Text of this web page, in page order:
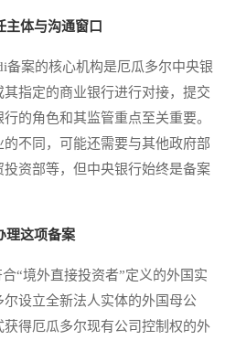
主体与沟通窗口
案的核心机构是厄瓜多尔中央银
指定的商业银行进行对接，提交
的角色和其监管重点至关重要。
不同，可能还需要与其他政府部
资部等，但中央银行始终是备案
理这项备案
境外直接投资者”定义的外国实
设立全新法人实体的外国母公
得厄瓜多尔现有公司控制权的外